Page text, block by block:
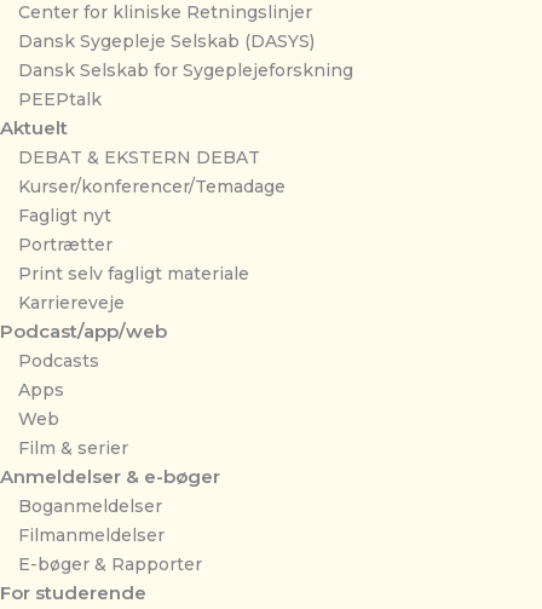
Center for kliniske Retningslinjer
Dansk Sygepleje Selskab (DASYS)
Dansk Selskab for Sygeplejeforskning
PEEPtalk
Aktuelt
DEBAT & EKSTERN DEBAT
Kurser/konferencer/Temadage
Fagligt nyt
Portrætter
Print selv fagligt materiale
Karriereveje
Podcast/app/web
Podcasts
Apps
Web
Film & serier
Anmeldelser & e-bøger
Boganmeldelser
Filmanmeldelser
E-bøger & Rapporter
For studerende